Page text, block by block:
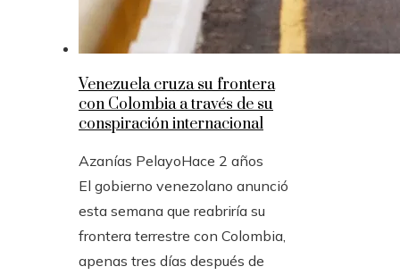
Venezuela cruza su frontera
con Colombia a través de su
conspiración internacional
Azanías PelayoHace 2 años
El gobierno venezolano anunció
esta semana que reabriría su
frontera terrestre con Colombia,
apenas tres días después de